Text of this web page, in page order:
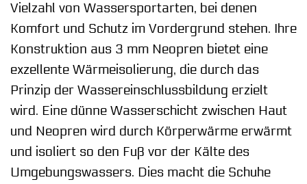
Vielzahl von Wassersportarten, bei denen
Komfort und Schutz im Vordergrund stehen. Ihre
Konstruktion aus 3 mm Neopren bietet eine
exzellente Wärmeisolierung, die durch das
Prinzip der Wassereinschlussbildung erzielt
wird. Eine dünne Wasserschicht zwischen Haut
und Neopren wird durch Körperwärme erwärmt
und isoliert so den Fuß vor der Kälte des
Umgebungswassers. Dies macht die Schuhe